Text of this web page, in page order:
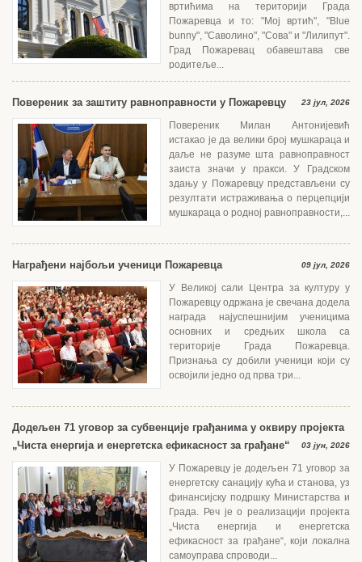
вртићима на територији Града
Пожаревца и то: "Мој вртић", "Blue
bunny", "Саволино", "Сова" и "Лилипут".
Град Пожаревац обавештава све
родитеље...
Повереник за заштиту равноправности у Пожаревцу 23 јул, 2026
Повереник Милан Антонијевић
истакао је да велики број мушкараца и
даље не разуме шта равноправност
заиста значи у пракси. У Градском
здању у Пожаревцу представљени су
резултати истраживања о перцепцији
мушкараца о родној равноправности,...
Награђени најбољи ученици Пожаревца 09 јул, 2026
У Великој сали Центра за културу у
Пожаревцу одржана је свечана додела
награда најуспешнијим ученицима
основних и средњих школа са
територије Града Пожаревца.
Признања су добили ученици који су
освојили једно од прва три...
Додељен 71 уговор за субвенције грађанима у оквиру пројекта
„Чиста енергија и енергетска ефикасност за грађане“
03 јун, 2026
У Пожаревцу је додељен 71 уговор за
енергетску санацију кућа и станова, уз
финансијску подршку Министарства и
Града. Реч је о реализацији пројекта
„Чиста енергија и енергетска
ефикасност за грађане“, који локална
самоуправа спроводи...